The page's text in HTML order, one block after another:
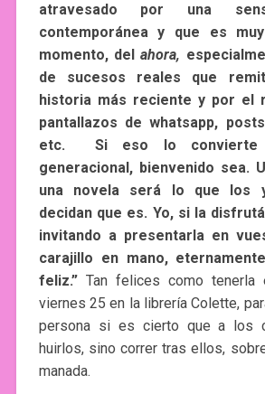
atravesado por una
contemporánea y que es
momento, delahora,
de sucesos reales que
historia más reciente y por el
pantallazos de whatsapp,
etc. Si eso lo convierte
generacional, bienvenido sea.
una novela será lo que los
decidan que es. Yo, si la
invitando a presentarla en
carajillo en mano,
feliz.”Tan felices como tenerla
viernes 25 en la librería Colette,
persona si es cierto que a los
huirlos, sino correr tras ellos,
manada.